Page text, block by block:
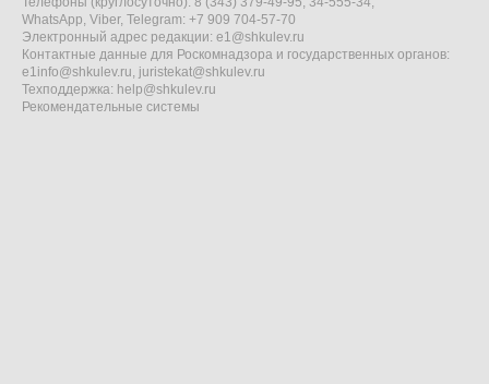
WhatsApp, Viber, Telegram: +7 909 704-57-70
Электронный адрес редакции: e1@shkulev.ru
Контактные данные для Роскомнадзора и государственных органов:
e1info@shkulev.ru, juristekat@shkulev.ru
Техподдержка: help@shkulev.ru
Рекомендательные системы